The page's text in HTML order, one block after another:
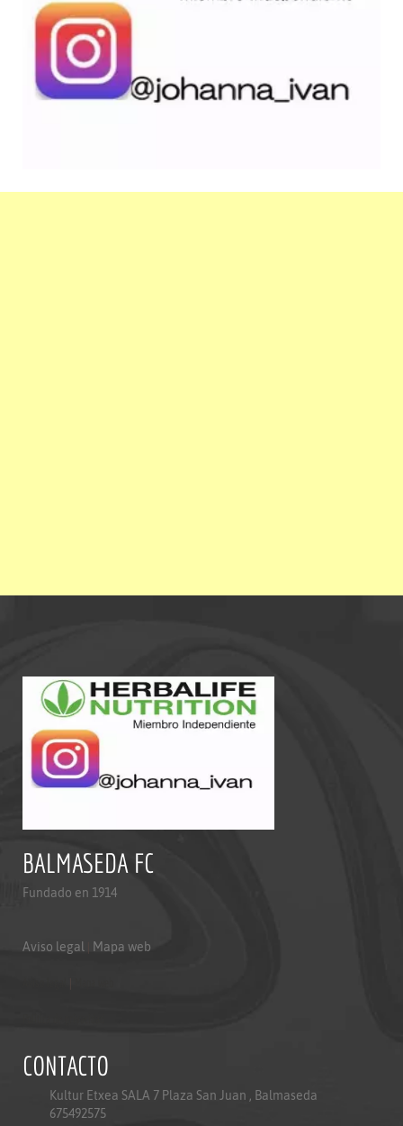
BALMASEDA FC
Fundado en 1914
Aviso legal Mapa web
CONTACTO
Kultur Etxea SALA 7 Plaza San Juan , Balmaseda
675492575